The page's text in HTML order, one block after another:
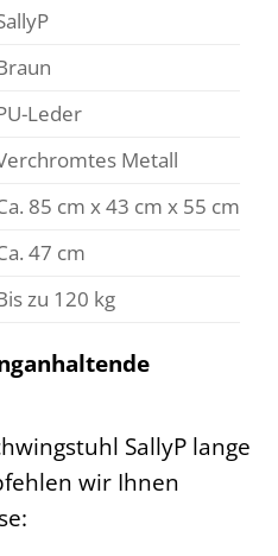
Leder
Metall
85 cm x 43 cm x 55 cm
47 cm
zu 120 kg
SallyP lange
wir Ihnen